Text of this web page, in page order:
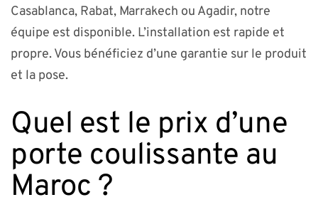
Casablanca, Rabat, Marrakech ou Agadir, notre
équipe est disponible. L’installation est rapide et
propre. Vous bénéficiez d’une garantie sur le produit
et la pose.
Quel est le prix d’une
porte coulissante au
Maroc ?